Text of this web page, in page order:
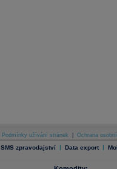
Podmínky užívání stránek Ochrana
SMS zpravodajství | Data export |